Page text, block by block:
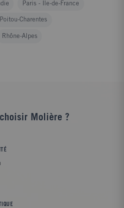
Paris - Ile-de-France
Poitou-Charentes
Rhône-Alpes
Molière ?